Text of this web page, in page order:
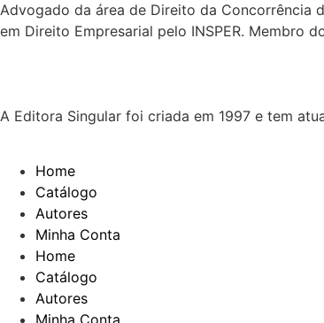
Advogado da área de Direito da Concorrência
em Direito Empresarial pelo INSPER. Membro
A Editora Singular foi criada em 1997 e tem
Home
Catálogo
Autores
Minha Conta
Home
Catálogo
Autores